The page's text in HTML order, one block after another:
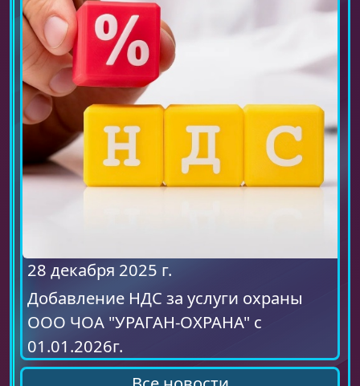
28 декабря 2025 г.
Добавление НДС за услуги охраны
ООО ЧОА "УРАГАН-ОХРАНА" с
01.01.2026г.